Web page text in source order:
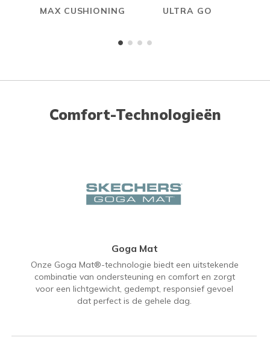
MAX CUSHIONING ULTRA GO
Comfort-Technologieën
Goga Mat
Onze Goga Mat®-technologie biedt een uitstekende
combinatie van ondersteuning en comfort en zorgt
voor een lichtgewicht, gedempt, responsief gevoel
dat perfect is de gehele dag.